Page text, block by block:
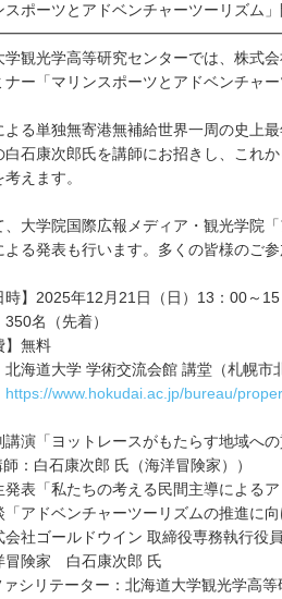
スポーツとアドベンチャーツーリズム
学観光学高等研究センターでは、株式
ナー「マリンスポーツとアドベンチャ
よる単独無寄港無補給世界一周の史上
白石康次郎氏を講師にお招きし、これ
えます。
、大学院国際広報メディア・観光学院
よる発表も行います。多くの皆様のご
時】2025年12月21日（日）13：00～
350名（先着）
】無料
北海道大学 学術交流会館 講堂（札幌市
https://www.hokudai.ac.jp/bureau/
演「ヨットレースがもたらす地域への
石康次郎 氏（海洋冒険家））
表「私たちの考える民間主導によるア
アドベンチャーツーリズムの推進に向
ゴールドウイン 取締役専務執行役
険家 白石康次郎 氏
リテーター：北海道大学観光学高等